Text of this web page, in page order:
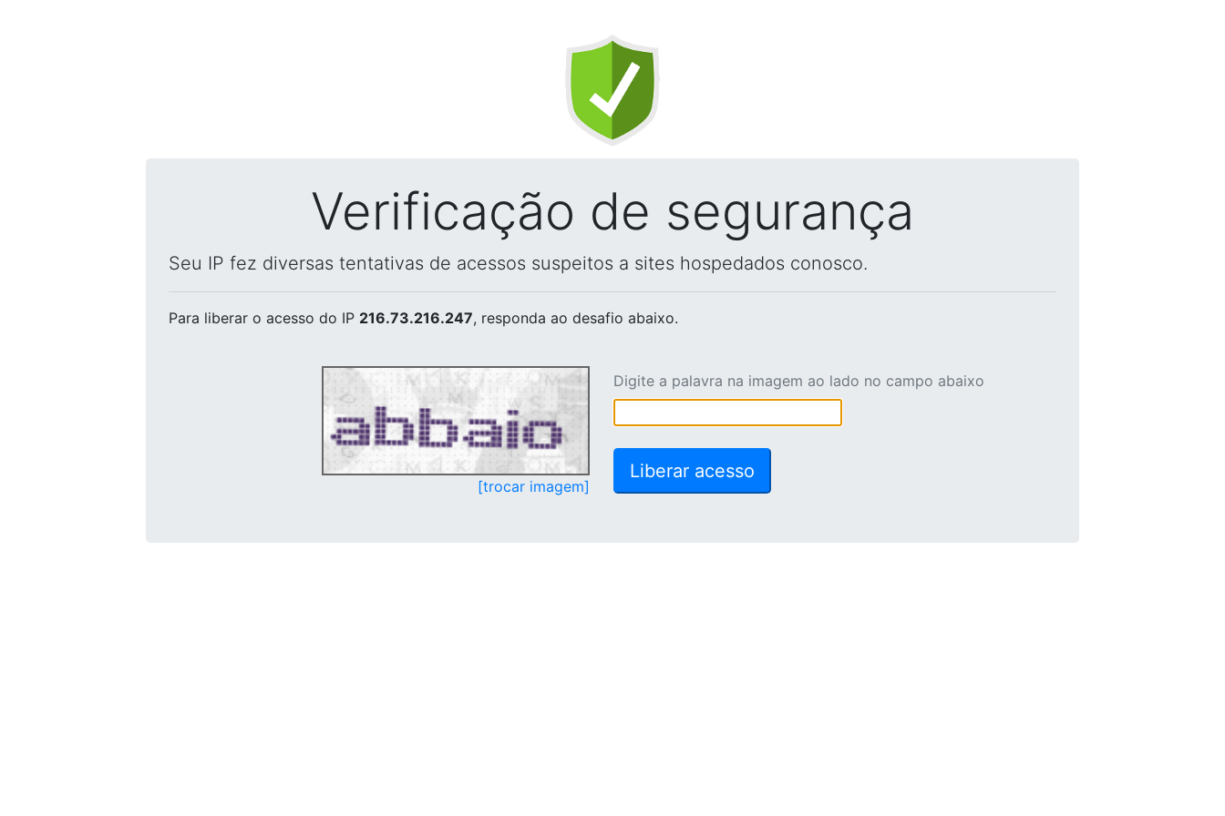
Verificação de segurança
Seu IP fez diversas tentativas de acessos suspeitos a sites hospedados conosco.
Para liberar o acesso do IP 216.73.216.247, responda ao desafio abaixo.
[trocar imagem]
Digite a palavra na imagem ao lado no campo abaixo